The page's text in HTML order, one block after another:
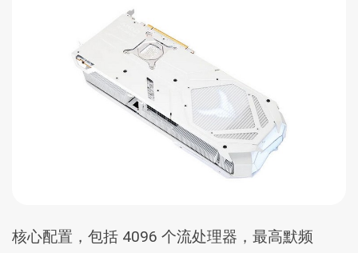
核心配置，包括 4096 个流处理器，最高默频